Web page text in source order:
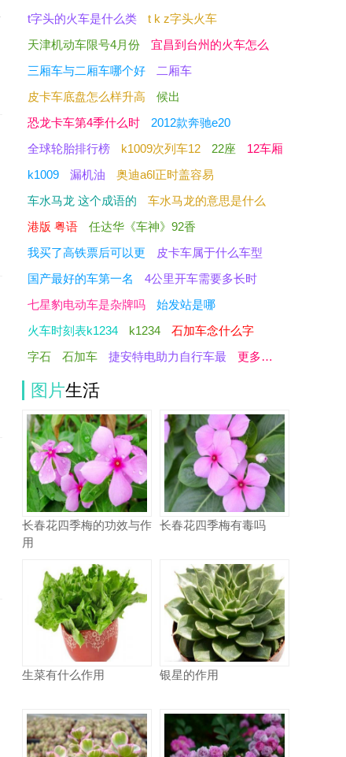
t字头的火车是什么类
t k z字头火车
天津机动车限号4月份
宜昌到台州的火车怎么
三厢车与二厢车哪个好
二厢车
皮卡车底盘怎么样升高
候出
恐龙卡车第4季什么时
2012款奔驰e20
全球轮胎排行榜
k1009次列车12 22座
12车厢
k1009
漏机油
奥迪a6l正时盖容易
车水马龙 这个成语的
车水马龙的意思是什么
港版 粤语
任达华《车神》92香
我买了高铁票后可以更
皮卡车属于什么车型
国产最好的车第一名
4公里开车需要多长时
七星豹电动车是杂牌吗
始发站是哪
火车时刻表k1234
k1234
石加车念什么字
字石
石加车 捷安特电助力自行车最 更多…
图片生活
长春花四季梅的功效与作
用
长春花四季梅有毒吗
生菜有什么作用 银星的作用